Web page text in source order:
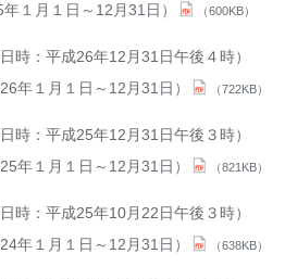
１月１日～12月31日）
（600KB）
時：平成26年12月31日午後４時）
年１月１日～12月31日）
（722KB）
時：平成25年12月31日午後３時）
年１月１日～12月31日）
（821KB）
時：平成25年10月22日午後３時）
年１月１日～12月31日）
（638KB）